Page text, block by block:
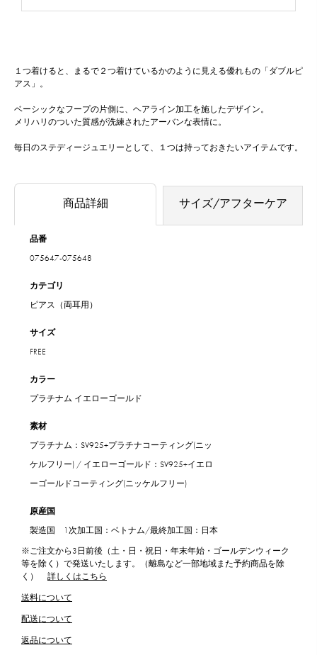
１つ着けると、まるで２つ着けているかのように見える優れもの「ダブルピ
アス」。
ベーシックなフープの片側に、ヘアライン加工を施したデザイン。
メリハリのついた質感が洗練されたアーバンな表情に。
毎日のステディージュエリーとして、１つは持っておきたいアイテムです。
商品詳細 サイズ/アフターケア
品番
075647-075648
カテゴリ
ピアス（両耳用）
サイズ
FREE
カラー
プラチナム イエローゴールド
素材
プラチナム：SV925+プラチナコーティング(ニッ
ケルフリー) / イエローゴールド：SV925+イエロ
ーゴールドコーティング(ニッケルフリー)
原産国
製造国 1次加工国：ベトナム/最終加工国：日本
※ご注文から3日前後（土・日・祝日・年末年始・ゴールデンウィーク
等を除く）で発送いたします。（離島など一部地域また予約商品を除
く）
詳しくはこちら
送料について
配送について
返品について